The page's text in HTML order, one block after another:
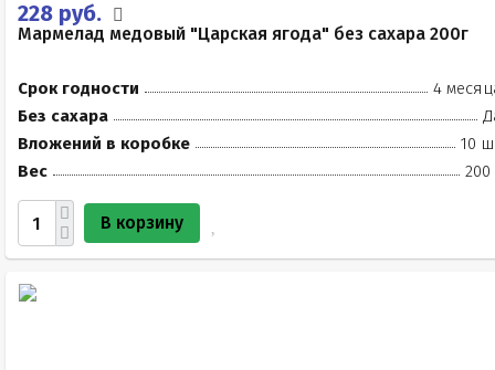
228 руб.
Мармелад медовый "Царская ягода" без сахара 200г
Срок годности
4
Без сахара
Вложений в коробке
10
Вес
200
В корзину